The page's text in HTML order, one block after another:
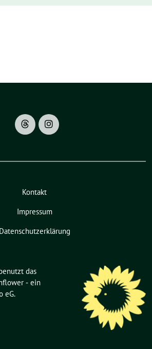
Kontakt
Impressum
Datenschutzerklärung
das
‐ ein
eG.